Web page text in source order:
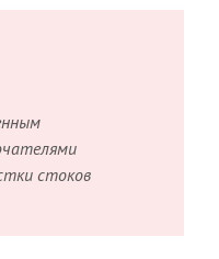
стоков